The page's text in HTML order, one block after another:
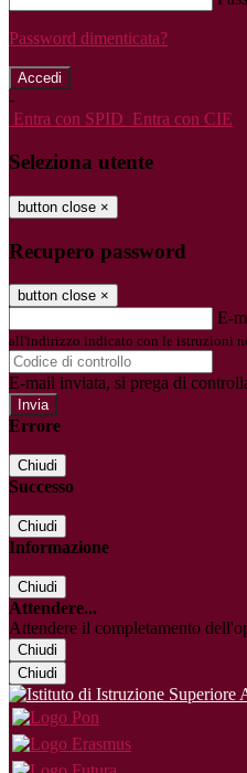
Password dimenticata?
-
Entra con SPID Entra con CIE
Seleziona utente
button close ×
Recupero password
button close ×
E-
all'indirizzo indicato con le istruzioni
E-mail inviata, si prega di
Errore
Chiudi
Successo
Chiudi
Informazione
Chiudi
Attendere...
Attendere il completamento
Chiudi
Chiudi